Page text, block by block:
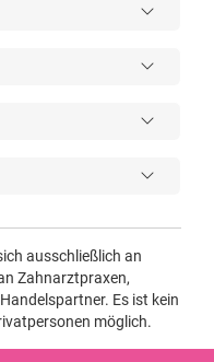
ausschließlich an
Zahnarztpraxen,
Es ist kein
möglich.